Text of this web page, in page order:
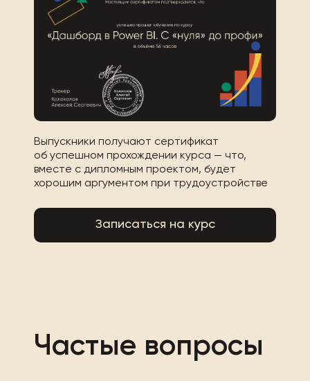
Выпускники получают сертификат
об успешном прохождении курса — что,
вместе с дипломным проектом, будет
хорошим аргументом при трудоустройстве
Записаться на курс
Частые вопросы